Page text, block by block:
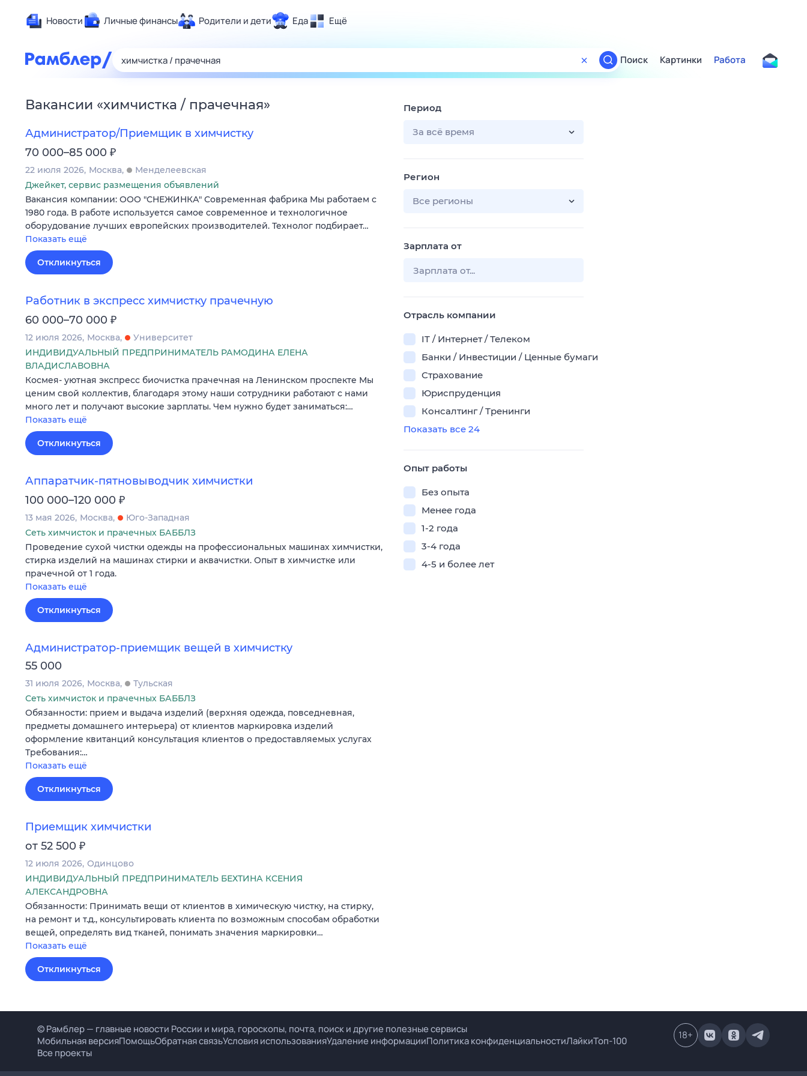
Новости Личные финансы Родители и дети Еда Ещё
Развлечения и отдых
Спорт
Карьера
Сберегаем вместе
Гороскопы
Поиск
ТВ-программа
Поиск Картинки Работа
Вакансии «химчистка / прачечная»
Администратор/Приемщик в химчистку
70 000–85 000 ₽
22 июля 2026 Москва
Менделеевская
Джейкет, сервис размещения объявлений
Вакансия компании: ООО "СНЕЖИНКА" Современная фабрика Мы работаем с
1980 года. В работе используется самое современное и технологичное
оборудование лучших европейских производителей. Технолог подбирает…
Показать ещё
Откликнуться
Работник в экспресс химчистку прачечную
60 000–70 000 ₽
12 июля 2026 Москва
Университет
ИНДИВИДУАЛЬНЫЙ ПРЕДПРИНИМАТЕЛЬ РАМОДИНА ЕЛЕНА
ВЛАДИСЛАВОВНА
Космея- уютная экспресс биочистка прачечная на Ленинском проспекте Мы
ценим свой коллектив, благодаря этому наши сотрудники работают с нами
много лет и получают высокие зарплаты. Чем нужно будет заниматься:…
Показать ещё
Откликнуться
Аппаратчик-пятновыводчик химчистки
100 000–120 000 ₽
13 мая 2026 Москва
Юго-Западная
Сеть химчисток и прачечных БАББЛЗ
Проведение сухой чистки одежды на профессиональных машинах химчистки,
стирка изделий на машинах стирки и аквачистки. Опыт в химчистке или
прачечной от 1 года.
Показать ещё
Откликнуться
Администратор-приемщик вещей в химчистку
55 000
31 июля 2026 Москва
Тульская
Сеть химчисток и прачечных БАББЛЗ
Обязанности: прием и выдача изделий (верхняя одежда, повседневная,
предметы домашнего интерьера) от клиентов маркировка изделий
оформление квитанций консультация клиентов о предоставляемых услугах
Требования:…
Показать ещё
Откликнуться
Приемщик химчистки
от 52 500 ₽
12 июля 2026 Одинцово
ИНДИВИДУАЛЬНЫЙ ПРЕДПРИНИМАТЕЛЬ БЕХТИНА КСЕНИЯ
АЛЕКСАНДРОВНА
Обязанности: Принимать вещи от клиентов в химическую чистку, на стирку,
на ремонт и т.д., консультировать клиента по возможным способам обработки
вещей, определять вид тканей, понимать значения маркировки…
Показать ещё
Откликнуться
Период
За всё время
Регион
Все регионы
Зарплата от
Отрасль компании
IT / Интернет / Телеком
Банки / Инвестиции / Ценные бумаги
Страхование
Юриспруденция
Консалтинг / Тренинги
Показать все 24
Опыт работы
Без опыта
Менее года
1-2 года
3-4 года
4-5 и более лет
© Рамблер — главные новости России и мира, гороскопы, почта, поиск и другие полезные сервисы
Мобильная версияПомощьОбратная связьУсловия использованияУдаление информацииПолитика конфиденциальностиЛайкиТоп-100
Все проекты
18+